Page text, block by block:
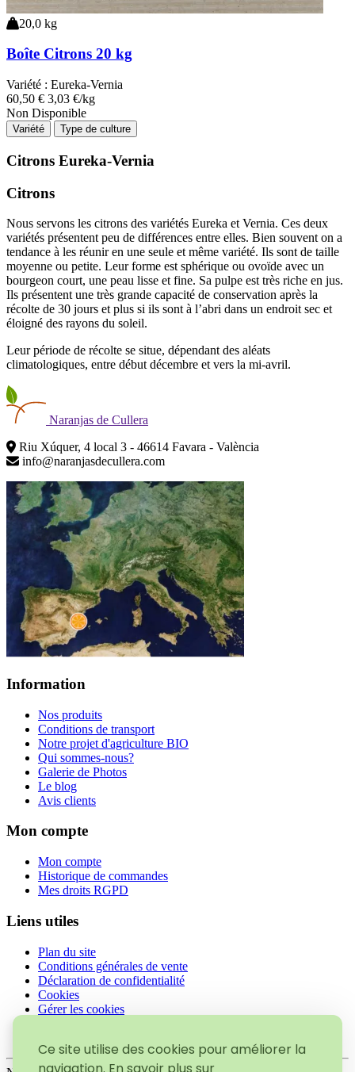
Ce site utilise des cookies pour améliorer la
20,0 kg
Boîte Citrons 20 kg
Variété : Eureka-Vernia
60,50 € 3,03 €/kg
Non Disponible
Variété Type de culture
Citrons Eureka-Vernia
Citrons
Nous servons les citrons des variétés Eureka et Vernia. Ces deux
variétés présentent peu de différences entre elles. Bien souvent on a
tendance à les réunir en une seule et même variété. Ils sont de taille
moyenne ou petite. Leur forme est sphérique ou ovoïde avec un
bourgeon court, une peau lisse et fine. Sa pulpe est très riche en jus.
Ils présentent une très grande capacité de conservation après la
récolte de 30 jours et plus si ils sont à l’abri dans un endroit sec et
éloigné des rayons du soleil.
Leur période de récolte se situe, dépendant des aléats
climatologiques, entre début décembre et vers la mi-avril.
Naranjas de Cullera
Riu Xúquer, 4 local 3 - 46614 Favara - València
info@naranjasdecullera.com
Information
Nos produits
Conditions de transport
Notre projet d'agriculture BIO
Qui sommes-nous?
Galerie de Photos
Le blog
Avis clients
Mon compte
Mon compte
Historique de commandes
Mes droits RGPD
Liens utiles
Plan du site
Conditions générales de vente
Déclaration de confidentialité
Cookies
Gérer les cookies